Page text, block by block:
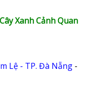
Xanh Cảnh Quan
Lệ - TP. Đà Nẵng -